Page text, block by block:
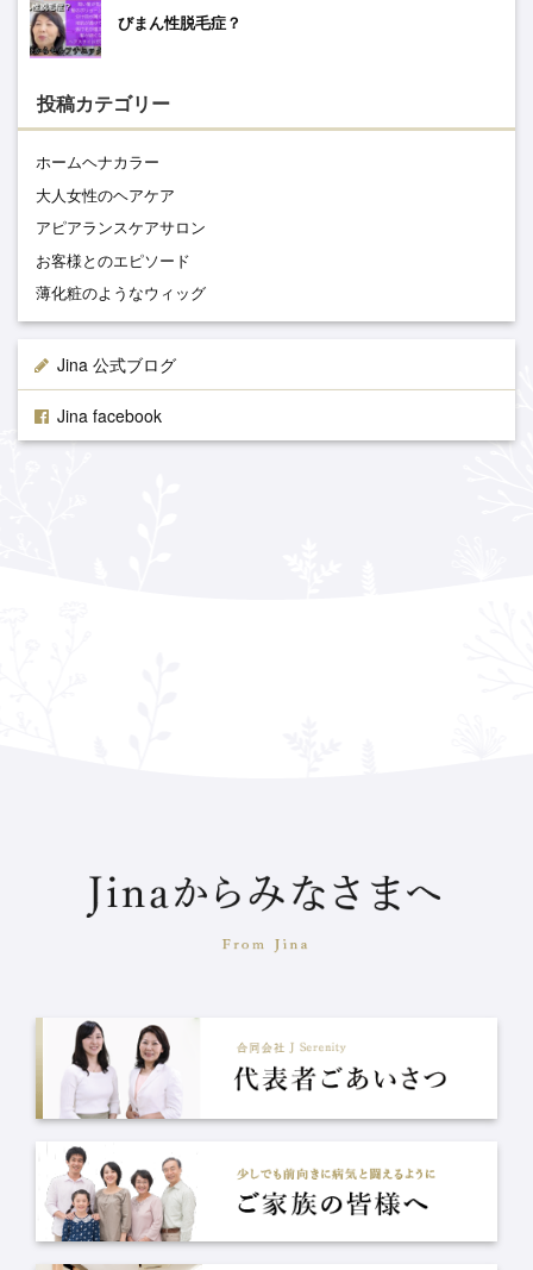
びまん性脱毛症？
投稿カテゴリー
ホームヘナカラー
大人女性のヘアケア
アピアランスケアサロン
お客様とのエピソード
薄化粧のようなウィッグ
Jina 公式ブログ
Jina facebook